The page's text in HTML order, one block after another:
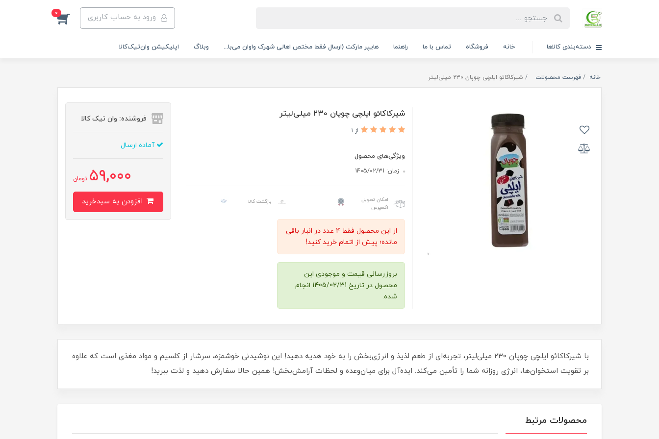
ورود به حساب کاربری 0
دسته‌بندی کالاها خانه فروشگاه تماس با ما راهنما هایپر مارکت (ارسال فقط مختص اهالی شهرک واوان می‌با... وبلاگ اپلیکیشن وان‌تیک‌کالا‌
خانه فهرست محصولات شیرکاکائو ایلچی چوپان ۲۳۰ میلی‌لیتر
شیرکاکائو ایلچی چوپان ۲۳۰ میلی‌لیتر
از 1
ویژگی‌های محصول
زمان: 1405/02/31
امکان تحویل
اکسپرس
بازگشت کالا
از این محصول فقط 4 عدد در انبار باقی
مانده؛ پیش از اتمام خرید کنید!
بروزرسانی قیمت و موجودی این
محصول در تاریخ 1405/02/31 انجام
شده.
فروشنده: وان تیک کالا
آماده ارسال
59,000 تومان
با شیرکاکائو ایلچی چوپان ۲۳۰ میلی‌لیتر، تجربه‌ای از طعم لذیذ و انرژی‌بخش را به خود هدیه دهید! این نوشیدنی خوشمزه، سرشار از کلسیم و مواد مغذی است که علاوه
بر تقویت استخوان‌ها، انرژی روزانه شما را تأمین می‌کند. ایده‌آل برای میان‌وعده و لحظات آرامش‌بخش! همین حالا سفارش دهید و لذت ببرید!
محصولات مرتبط